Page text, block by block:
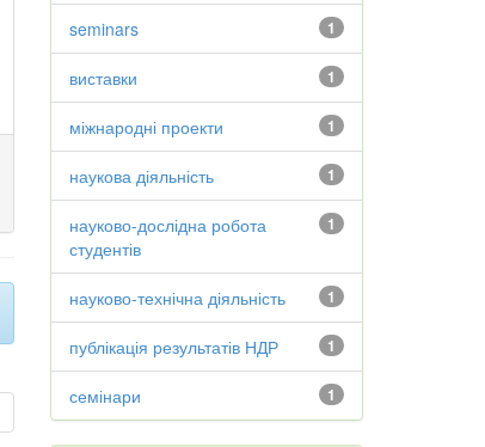
1
seminars
1
виставки
1
міжнародні проекти
1
наукова діяльність
1
науково-дослідна робота
студентів
1
науково-технічна діяльність
1
публікація результатів НДР
1
семінари